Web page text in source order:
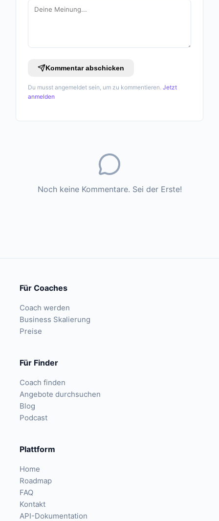
Kommentar abschicken
Du musst angemeldet sein, um zu kommentieren. Jetzt
anmelden
Noch keine Kommentare. Sei der Erste!
Für Coaches
Coach werden
Business Skalierung
Preise
Für Finder
Coach finden
Angebote durchsuchen
Blog
Podcast
Plattform
Home
Roadmap
FAQ
Kontakt
API-Dokumentation